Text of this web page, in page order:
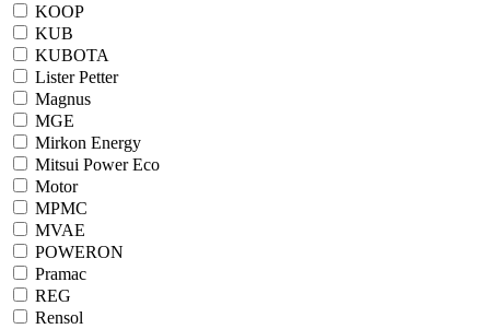
KOOP
KUB
KUBOTA
Lister Petter
Magnus
MGE
Mirkon Energy
Mitsui Power Eco
Motor
MPMC
MVAE
POWERON
Pramac
REG
Rensol